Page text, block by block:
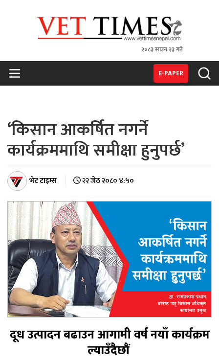
२०८३ साउन २३ गते
E-PAPER
‘किसान आकर्षित नगर्ने
कार्यक्रममाथि समीक्षा हुनुपर्छ’
भेट टाइम्स २२ जेठ २०८० ४:५०
दूध उत्पादन बढाउन आगामी वर्ष नयाँ कार्यक्रम
ल्याउँदैछौं